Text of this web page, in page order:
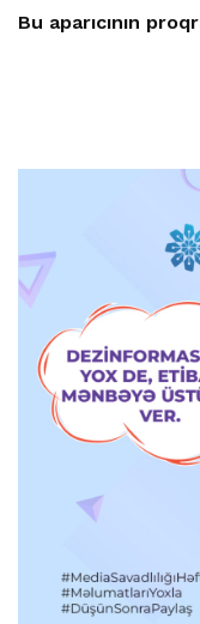
Bu aparıcının